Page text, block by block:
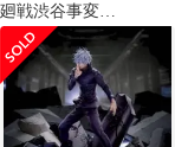
廻戦渋谷事変
FIGURIZMα“五条
悟”「無量空処」